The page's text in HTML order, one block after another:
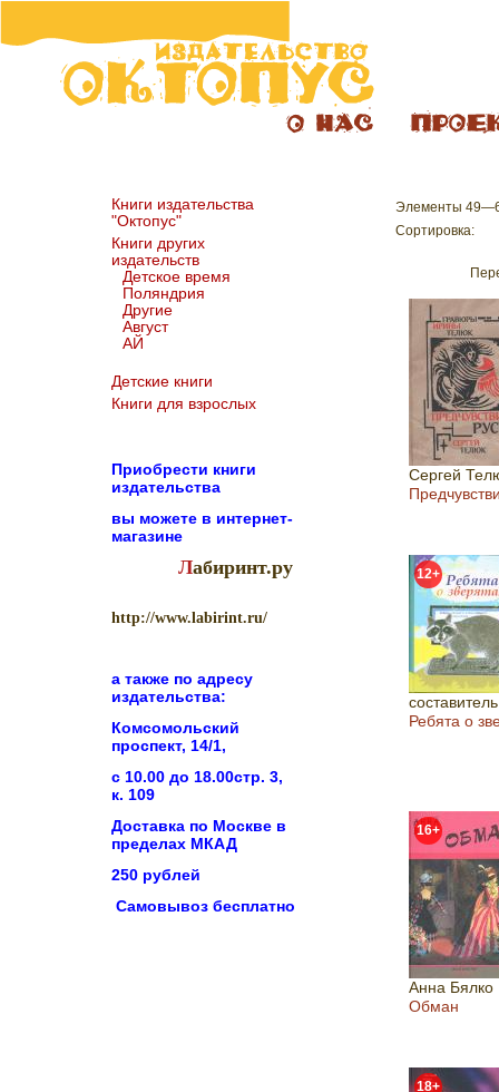
Книги издательства
"Октопус"
Книги других
издательств
Детское время
Поляндрия
Другие
Август
АЙ
Детские книги
Книги для взрослых
Приобрести книги
издательства
вы можете в интернет-
магазине
Лабиринт.ру
http://www.labirint.ru/
а также по адресу
издательства:
Комсомольский
проспект, 14/1,
с 10.00 до 18.00стр. 3,
к. 109
Доставка по Москве в
пределах МКАД
250 рублей
Самовывоз бесплатно
Элементы
Сортировка:
Сергей
12+
Ребята о
16+
Анна Бялко
Обман
18+